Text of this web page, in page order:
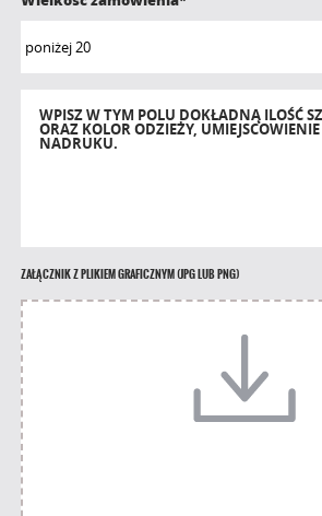
WPISZ W TYM POLU DOKŁADNĄ ILOŚĆ
ORAZ KOLOR ODZIEŻY,
NADRUKU.
ZAŁĄCZNIK Z PLIKIEM GRAFICZNYM (JPG LUB PNG)